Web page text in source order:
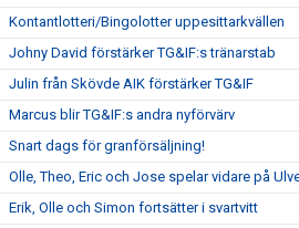
Kontantlotteri/Bingolotter uppesittarkvällen
Johny David förstärker TG&IF:s tränarstab
Julin från Skövde AIK förstärker TG&IF
Marcus blir TG&IF:s andra nyförvärv
Snart dags för granförsäljning!
Olle, Theo, Eric och Jose spelar vidare på
Erik, Olle och Simon fortsätter i svartvitt